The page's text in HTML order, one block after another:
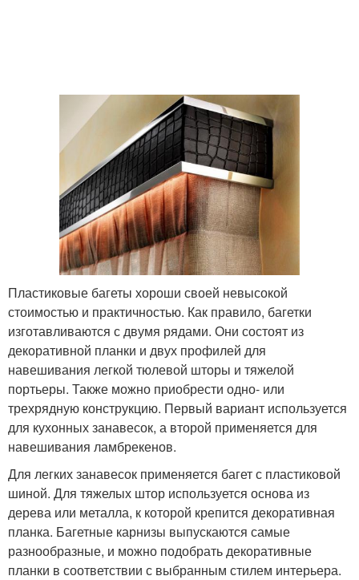
Пластиковые багеты хороши своей невысокой
стоимостью и практичностью. Как правило, багетки
изготавливаются с двумя рядами. Они состоят из
декоративной планки и двух профилей для
навешивания легкой тюлевой шторы и тяжелой
портьеры. Также можно приобрести одно- или
трехрядную конструкцию. Первый вариант используется
для кухонных занавесок, а второй применяется для
навешивания ламбрекенов.
Для легких занавесок применяется багет с пластиковой
шиной. Для тяжелых штор используется основа из
дерева или металла, к которой крепится декоративная
планка. Багетные карнизы выпускаются самые
разнообразные, и можно подобрать декоративные
планки в соответствии с выбранным стилем интерьера.